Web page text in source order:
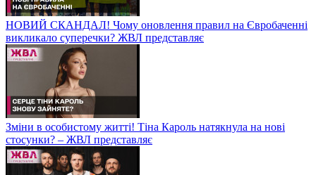
НОВИЙ СКАНДАЛ! Чому оновлення правил на Євробаченні
викликало суперечки? ЖВЛ представляє
Зміни в особистому житті! Тіна Кароль натякнула на нові
стосунки? – ЖВЛ представляє